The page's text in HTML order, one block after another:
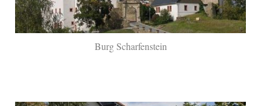
Burg Scharfenstein